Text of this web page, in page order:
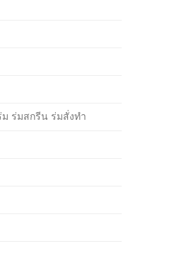
ม ร่มสกรีน ร่มสั่งทำ